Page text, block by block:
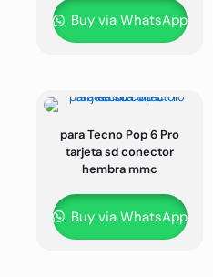
Buy via WhatsApp
para Tecno Pop 6 Pro
tarjeta sd conector
hembra mmc
Buy via WhatsApp